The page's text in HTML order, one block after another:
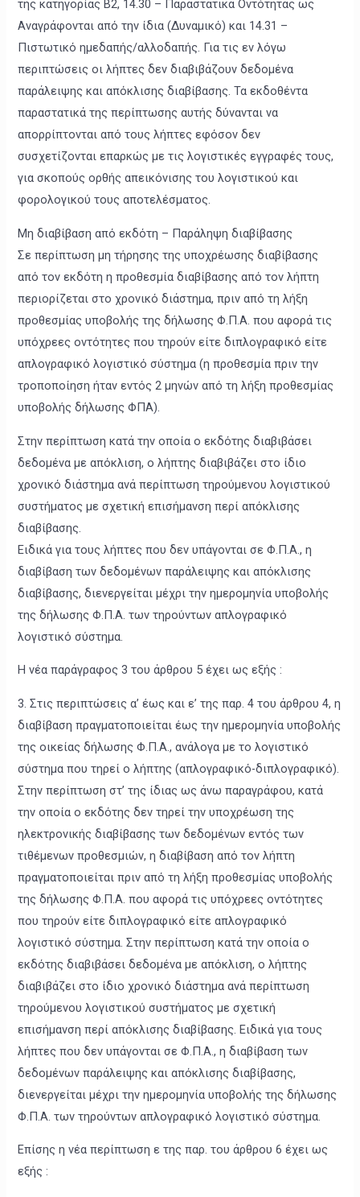
της κατηγορίας Β2, 14.30 – Παραστατικά Οντότητας ως
Αναγράφονται από την ίδια (Δυναμικό) και 14.31 –
Πιστωτικό ημεδαπής/αλλοδαπής. Για τις εν λόγω
περιπτώσεις οι λήπτες δεν διαβιβάζουν δεδομένα
παράλειψης και απόκλισης διαβίβασης. Τα εκδοθέντα
παραστατικά της περίπτωσης αυτής δύνανται να
απορρίπτονται από τους λήπτες εφόσον δεν
συσχετίζονται επαρκώς με τις λογιστικές εγγραφές τους,
για σκοπούς ορθής απεικόνισης του λογιστικού και
φορολογικού τους αποτελέσματος.
Μη διαβίβαση από εκδότη – Παράληψη διαβίβασης
Σε περίπτωση μη τήρησης της υποχρέωσης διαβίβασης
από τον εκδότη η προθεσμία διαβίβασης από τον λήπτη
περιορίζεται στο χρονικό διάστημα, πριν από τη λήξη
προθεσμίας υποβολής της δήλωσης Φ.Π.Α. που αφορά τις
υπόχρεες οντότητες που τηρούν είτε διπλογραφικό είτε
απλογραφικό λογιστικό σύστημα (η προθεσμία πριν την
τροποποίηση ήταν εντός 2 μηνών από τη λήξη προθεσμίας
υποβολής δήλωσης ΦΠΑ).
Στην περίπτωση κατά την οποία ο εκδότης διαβιβάσει
δεδομένα με απόκλιση, ο λήπτης διαβιβάζει στο ίδιο
χρονικό διάστημα ανά περίπτωση τηρούμενου λογιστικού
συστήματος με σχετική επισήμανση περί απόκλισης
διαβίβασης.
Ειδικά για τους λήπτες που δεν υπάγονται σε Φ.Π.Α., η
διαβίβαση των δεδομένων παράλειψης και απόκλισης
διαβίβασης, διενεργείται μέχρι την ημερομηνία υποβολής
της δήλωσης Φ.Π.Α. των τηρούντων απλογραφικό
λογιστικό σύστημα.
Η νέα παράγραφος 3 του άρθρου 5 έχει ως εξής :
3. Στις περιπτώσεις α’ έως και ε’ της παρ. 4 του άρθρου 4, η
διαβίβαση πραγματοποιείται έως την ημερομηνία υποβολής
της οικείας δήλωσης Φ.Π.Α., ανάλογα με το λογιστικό
σύστημα που τηρεί ο λήπτης (απλογραφικό-διπλογραφικό).
Στην περίπτωση στ’ της ίδιας ως άνω παραγράφου, κατά
την οποία ο εκδότης δεν τηρεί την υποχρέωση της
ηλεκτρονικής διαβίβασης των δεδομένων εντός των
τιθέμενων προθεσμιών, η διαβίβαση από τον λήπτη
πραγματοποιείται πριν από τη λήξη προθεσμίας υποβολής
της δήλωσης Φ.Π.Α. που αφορά τις υπόχρεες οντότητες
που τηρούν είτε διπλογραφικό είτε απλογραφικό
λογιστικό σύστημα. Στην περίπτωση κατά την οποία ο
εκδότης διαβιβάσει δεδομένα με απόκλιση, ο λήπτης
διαβιβάζει στο ίδιο χρονικό διάστημα ανά περίπτωση
τηρούμενου λογιστικού συστήματος με σχετική
επισήμανση περί απόκλισης διαβίβασης. Ειδικά για τους
λήπτες που δεν υπάγονται σε Φ.Π.Α., η διαβίβαση των
δεδομένων παράλειψης και απόκλισης διαβίβασης,
διενεργείται μέχρι την ημερομηνία υποβολής της δήλωσης
Φ.Π.Α. των τηρούντων απλογραφικό λογιστικό σύστημα.
Επίσης η νέα περίπτωση ε της παρ. του άρθρου 6 έχει ως
εξής :